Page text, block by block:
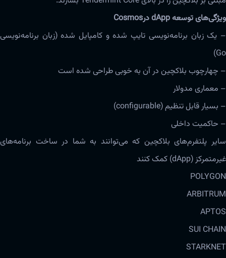
ویژگی‌های‌‌ توسعه dApp درCosmos
– یک زبان برنامه‌‌نویسی تایپ شده و کامپایل شده (زبان برنامه‌‌نویسی
Go)
– چهارچوب بلاکچین در آن به خوبی طراحی شده است
– معماری مدولار
– بسیار قابل تنظیم (configurable)
– حاکمیت داخلی
سایر پلتفرم‌های بلاکچین که می‌توانند به شما در ساخت برنامه‌های
غیرمتمرکز (dApp) کمک کنند
POLYGON
ARBITRUM
APTOS
SUI CHAIN
STARKNET